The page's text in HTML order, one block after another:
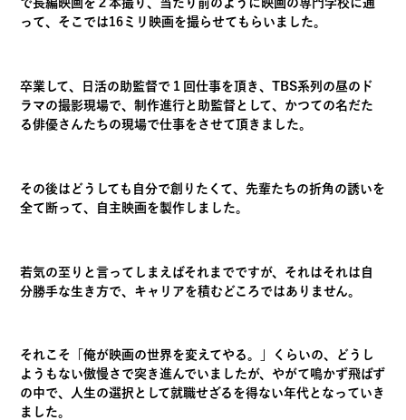
で長編映画を２本撮り、当たり前のように映画の専門学校に通
って、そこでは16ミリ映画を撮らせてもらいました。
卒業して、日活の助監督で１回仕事を頂き、TBS系列の昼のド
ラマの撮影現場で、制作進行と助監督として、かつての名だた
る俳優さんたちの現場で仕事をさせて頂きました。
その後はどうしても自分で創りたくて、先輩たちの折角の誘いを
全て断って、自主映画を製作しました。
若気の至りと言ってしまえばそれまでですが、それはそれは自
分勝手な生き方で、キャリアを積むどころではありません。
それこそ「俺が映画の世界を変えてやる。」くらいの、どうし
ようもない傲慢さで突き進んでいましたが、やがて鳴かず飛ばず
の中で、人生の選択として就職せざるを得ない年代となっていき
ました。